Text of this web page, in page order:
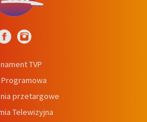
TVP
Programowa
przetargowe
Telewizyjna